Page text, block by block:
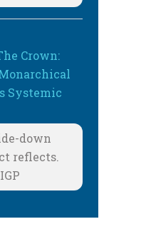
Crown:
Systemic
down
reflects.